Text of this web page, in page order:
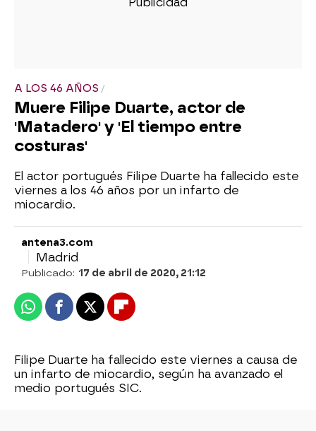
A LOS 46 AÑOS
Muere Filipe Duarte, actor de
'Matadero' y 'El tiempo entre
costuras'
El actor portugués Filipe Duarte ha fallecido este
viernes a los 46 años por un infarto de
miocardio.
antena3.com
Madrid
Publicado: 17 de abril de 2020, 21:12
WhatsappFacebook
X Flipboard
Filipe Duarte ha fallecido este viernes a causa de
un infarto de miocardio, según ha avanzado el
medio portugués SIC.